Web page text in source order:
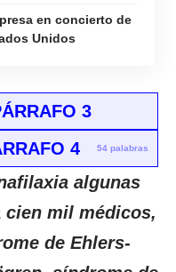
en concierto de
Unidos
3
4
54 palabras
algunas
cien mil médicos,
de Ehlers-